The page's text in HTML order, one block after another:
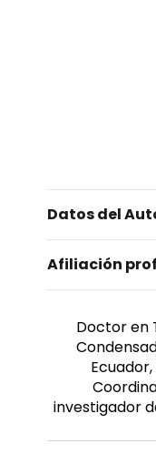
Datos del
Afiliación
Doctor en
investigador